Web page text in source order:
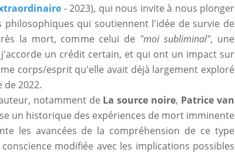
- 2023), qui nous invite à nous plonger
philosophiques qui soutiennent l'idée de survie de
la mort, comme celui de "moi subliminal", une
un crédit certain, et qui ont un impact sur
corps/esprit qu'elle avait déjà largement exploré
de 2022.
notamment de La source noire, Patrice van
un historique des expériences de mort imminente
les avancées de la compréhension de ce type
modifiée avec les implications possibles